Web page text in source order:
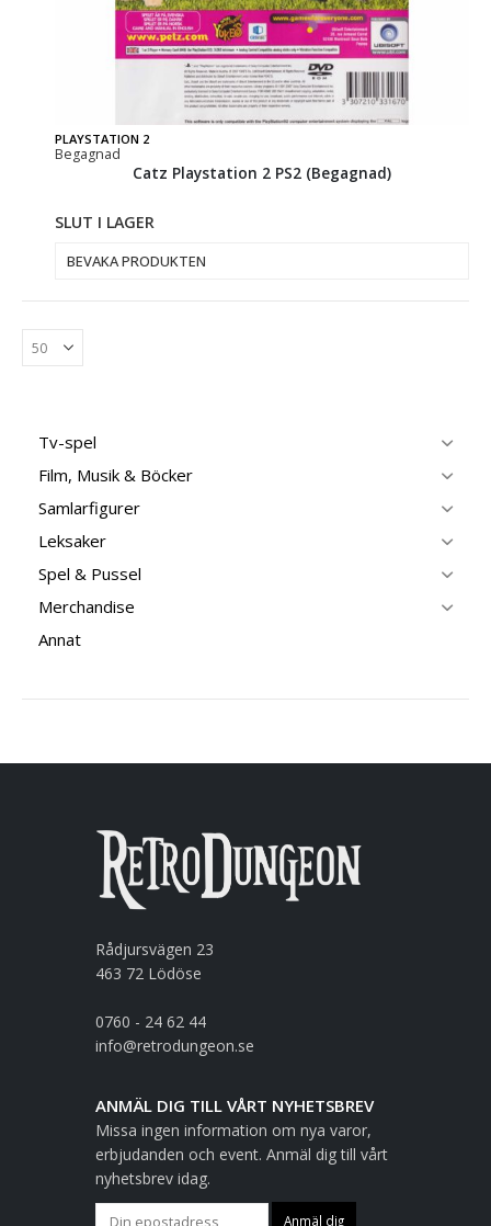
PLAYSTATION 2
Begagnad
Catz Playstation 2 PS2 (Begagnad)
SLUT I LAGER
BEVAKA PRODUKTEN
Tv-spel
Film, Musik & Böcker
Samlarfigurer
Leksaker
Spel & Pussel
Merchandise
Annat
Rådjursvägen 23
463 72 Lödöse
0760 - 24 62 44
info@retrodungeon.se
ANMÄL DIG TILL VÅRT NYHETSBREV
Missa ingen information om nya varor,
erbjudanden och event. Anmäl dig till vårt
nyhetsbrev idag.